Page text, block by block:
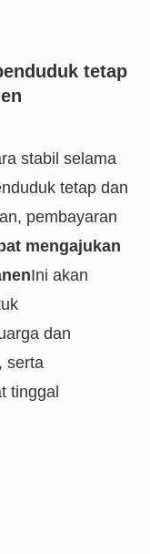
tetap
stabil selama
tetap dan
pembayaran
mengajukan
Ini akan
dan
serta
tinggal